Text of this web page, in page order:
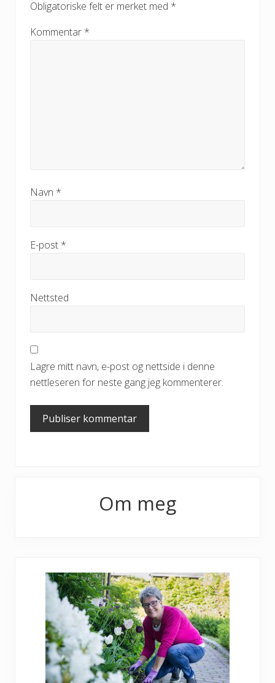
Obligatoriske felt er merket med *
Kommentar *
Navn *
E-post *
Nettsted
Lagre mitt navn, e-post og nettside i denne
nettleseren for neste gang jeg kommenterer.
Om meg